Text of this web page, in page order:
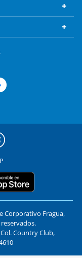
Corporativo Fragua,
reservados.
Country Club,